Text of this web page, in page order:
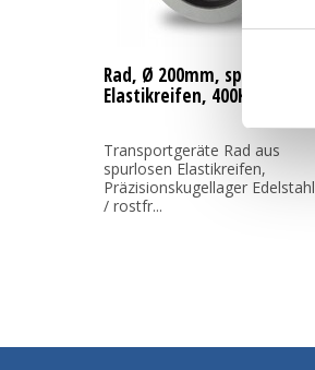
Rad, Ø 200mm, spurlosen
Elastikreifen, 400KG
Transportgeräte Rad aus
spurlosen Elastikreifen,
Präzisionskugellager Edelstahl
/ rostfr...